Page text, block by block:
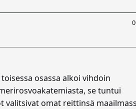
osassa alkoi vihdoin
se tuntui
valitsivat omat reittinsä